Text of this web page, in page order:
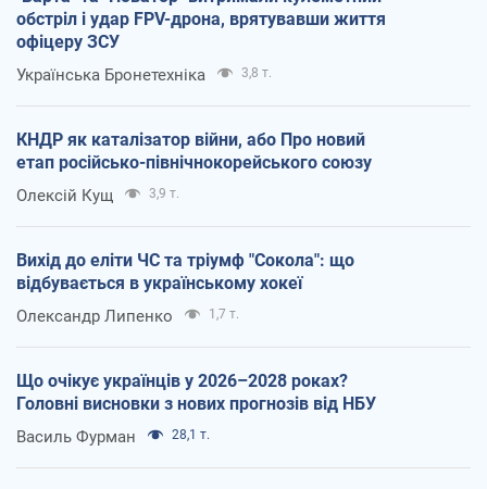
обстріл і удар FPV-дрона, врятувавши життя
офіцеру ЗСУ
Українська Бронетехніка 3,8 т.
КНДР як каталізатор війни, або Про новий
етап російсько-північнокорейського союзу
Олексій Кущ 3,9 т.
Вихід до еліти ЧС та тріумф "Сокола": що
відбувається в українському хокеї
Олександр Липенко 1,7 т.
Що очікує українців у 2026–2028 роках?
Головні висновки з нових прогнозів від НБУ
Василь Фурман 28,1 т.